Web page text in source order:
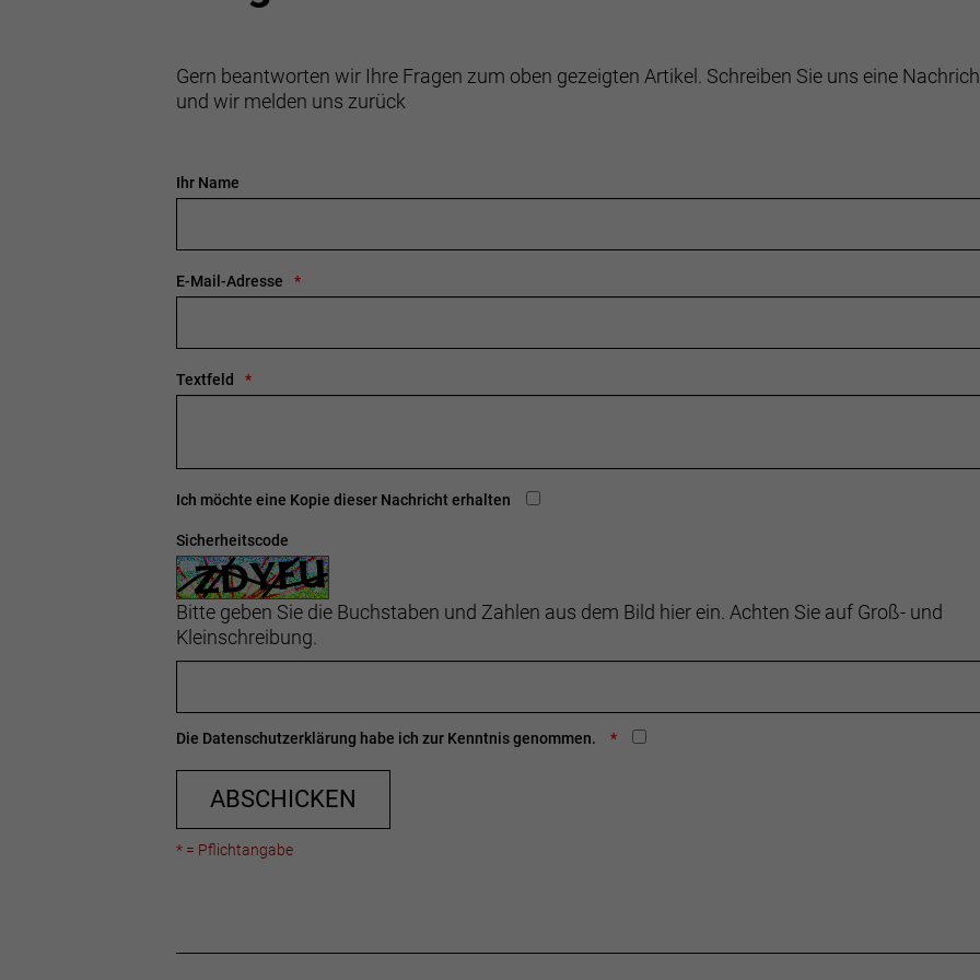
Gern beantworten wir Ihre Fragen zum oben gezeigten Artikel. Schreiben Sie uns eine
und wir melden uns zurück
Ihr Name
E-Mail-Adresse
Textfeld
Ich möchte eine Kopie dieser Nachricht erhalten
Sicherheitscode
Bitte geben Sie die Buchstaben und Zahlen aus dem Bild hier ein. Achten Sie auf Groß- und
Kleinschreibung.
Die Datenschutzerklärung habe ich zur Kenntnis genommen.
ABSCHICKEN
* = Pflichtangabe